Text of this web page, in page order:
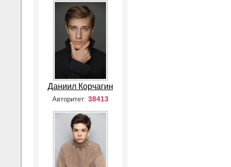
Даниил Корчагин
Авторитет: 38413